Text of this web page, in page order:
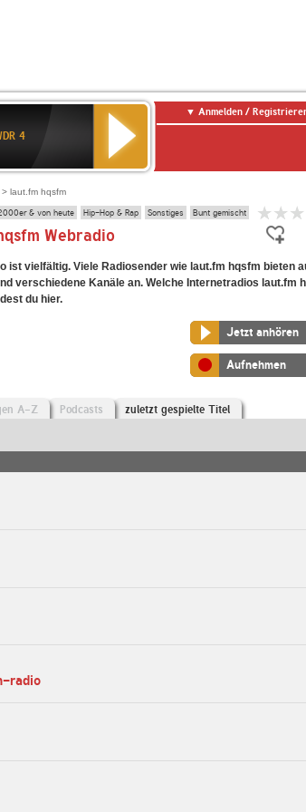
4
Anmelden /
> laut.fm hqsfm
& von heute Hip-Hop & Rap Sonstiges Bunt gemischt
Webradio
ist vielfältig. Viele Radiosender wie laut.fm hqsfm bieten
verschiedene Kanäle an. Welche Internetradios laut.fm
du hier.
Jetzt anhören
Aufnehmen
A-Z Podcasts zuletzt gespielte Titel
radio